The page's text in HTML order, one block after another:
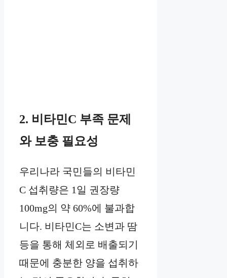
2. 비타민C 부족 문제
와 보충 필요성
우리나라 국민들의 비타민
C 섭취량은 1일 권장량
100mg의 약 60%에 불과합
니다. 비타민C는 소변과 땀
등을 통해 체외로 배출되기
때문에 충분한 양을 섭취하